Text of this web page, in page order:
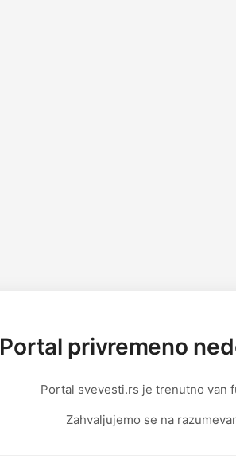
Portal privremeno
Portal svevesti.rs je trenutno van
Zahvaljujemo se na